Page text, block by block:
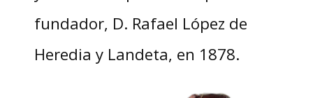
fundador, D. Rafael López de
Heredia y Landeta, en 1878.